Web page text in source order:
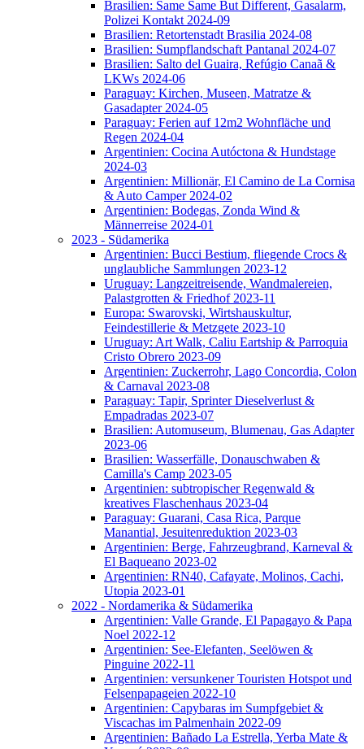
Brasilien: Same Same But Different, Gasalarm,
Polizei Kontakt 2024-09
Brasilien: Retortenstadt Brasilia 2024-08
Brasilien: Sumpflandschaft Pantanal 2024-07
Brasilien: Salto del Guaira, Refúgio Canaã &
LKWs 2024-06
Paraguay: Kirchen, Museen, Matratze &
Gasadapter 2024-05
Paraguay: Ferien auf 12m2 Wohnfläche und
Regen 2024-04
Argentinien: Cocina Autóctona & Hundstage
2024-03
Argentinien: Millionär, El Camino de La Cornisa
& Auto Camper 2024-02
Argentinien: Bodegas, Zonda Wind &
Männerreise 2024-01
2023 - Südamerika
Argentinien: Bucci Bestium, fliegende Crocs &
unglaubliche Sammlungen 2023-12
Uruguay: Langzeitreisende, Wandmalereien,
Palastgrotten & Friedhof 2023-11
Europa: Swarovski, Wirtshauskultur,
Feindestillerie & Metzgete 2023-10
Uruguay: Art Walk, Caliu Eartship & Parroquia
Cristo Obrero 2023-09
Argentinien: Zuckerrohr, Lago Concordia, Colon
& Carnaval 2023-08
Paraguay: Tapir, Sprinter Dieselverlust &
Empadradas 2023-07
Brasilien: Automuseum, Blumenau, Gas Adapter
2023-06
Brasilien: Wasserfälle, Donauschwaben &
Camilla's Camp 2023-05
Argentinien: subtropischer Regenwald &
kreatives Flaschenhaus 2023-04
Paraguay: Guarani, Casa Rica, Parque
Manantial, Jesuitenreduktion 2023-03
Argentinien: Berge, Fahrzeugbrand, Karneval &
El Baqueano 2023-02
Argentinien: RN40, Cafayate, Molinos, Cachi,
Utopia 2023-01
2022 - Nordamerika & Südamerika
Argentinien: Valle Grande, El Papagayo & Papa
Noel 2022-12
Argentinien: See-Elefanten, Seelöwen &
Pinguine 2022-11
Argentinien: versunkener Touristen Hotspot und
Felsenpapageien 2022-10
Argentinien: Capybaras im Sumpfgebiet &
Viscachas im Palmenhain 2022-09
Argentinien: Bañado La Estrella, Yerba Mate &